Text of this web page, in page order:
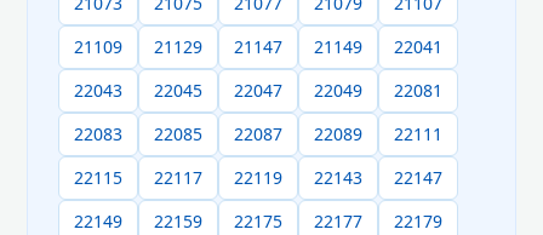
21109
21129 21147 21149
22041
22043
22045 22047 22049
22081
22083
22085 22087 22089
22111
22115
22117 22119 22143
22147
22149
22159 22175 22177
22179